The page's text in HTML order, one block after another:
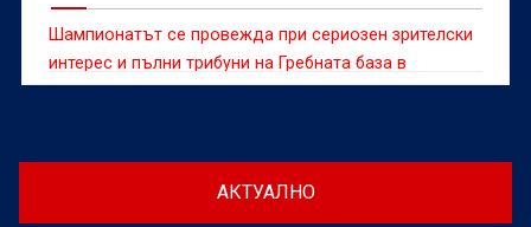
Шампионатът се провежда при сериозен зрителски
интерес и пълни трибуни на Гребната база в
Пловдив.
АКТУАЛНО